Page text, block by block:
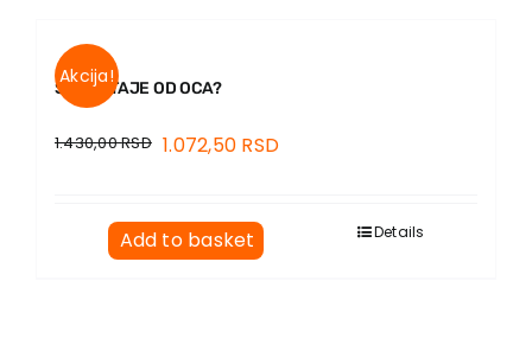
Akcija!
ŠTA OSTAJE OD OCA?
1.430,00RSD 1.072,50 RSD
Add to basket Details